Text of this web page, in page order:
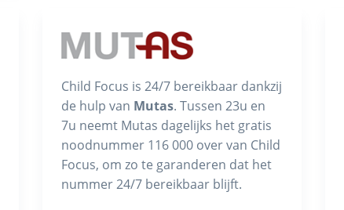
Child Focus is 24/7 bereikbaar dankzij
de hulp van Mutas. Tussen 23u en
7u neemt Mutas dagelijks het gratis
noodnummer 116 000 over van Child
Focus, om zo te garanderen dat het
nummer 24/7 bereikbaar blijft.